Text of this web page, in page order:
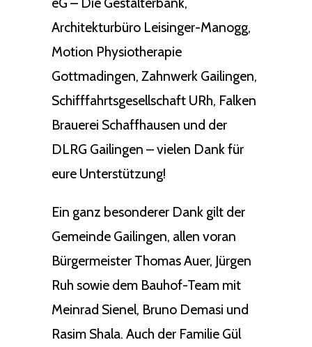
Architekturbüro Leisinger-Manogg,
Motion Physiotherapie
Gottmadingen, Zahnwerk Gailingen,
Schifffahrtsgesellschaft URh, Falken
Brauerei Schaffhausen und der
DLRG Gailingen – vielen Dank für
eure Unterstützung!
Ein ganz besonderer Dank gilt der
Gemeinde Gailingen, allen voran
Bürgermeister Thomas Auer, Jürgen
Ruh sowie dem Bauhof-Team mit
Meinrad Sienel, Bruno Demasi und
Rasim Shala. Auch der Familie Gül